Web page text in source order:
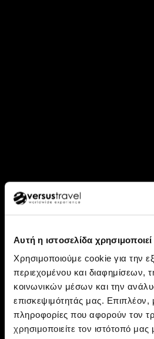
Αυτή η ιστοσελίδα
Χρησιμοποιούμε cookie για την
περιεχομένου και διαφημίσεων,
κοινωνικών μέσων και την
επισκεψιμότητάς μας. Επιπλέον,
πληροφορίες που αφορούν τον
χρησιμοποιείτε τον ιστότοπό
Ανακάλυψε:
Ανεξερεύνητη